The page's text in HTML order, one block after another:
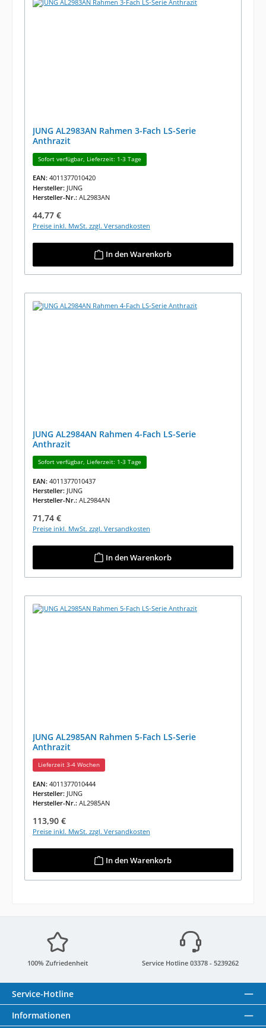
JUNG AL2983AN Rahmen 3-Fach LS-Serie
Anthrazit
Sofort verfügbar, Lieferzeit: 1-3 Tage
EAN: 4011377010420
Hersteller: JUNG
Hersteller-Nr.: AL2983AN
Regulärer Preis:
44,77 €
Preise inkl. MwSt. zzgl. Versandkosten
In den Warenkorb
JUNG AL2984AN Rahmen 4-Fach LS-Serie
Anthrazit
Sofort verfügbar, Lieferzeit: 1-3 Tage
EAN: 4011377010437
Hersteller: JUNG
Hersteller-Nr.: AL2984AN
Regulärer Preis:
71,74 €
Preise inkl. MwSt. zzgl. Versandkosten
In den Warenkorb
JUNG AL2985AN Rahmen 5-Fach LS-Serie
Anthrazit
Lieferzeit 3-4 Wochen
EAN: 4011377010444
Hersteller: JUNG
Hersteller-Nr.: AL2985AN
Regulärer Preis:
113,90 €
Preise inkl. MwSt. zzgl. Versandkosten
In den Warenkorb
100% Zufriedenheit Service Hotline 03378 - 5239262
Service-Hotline
Informationen